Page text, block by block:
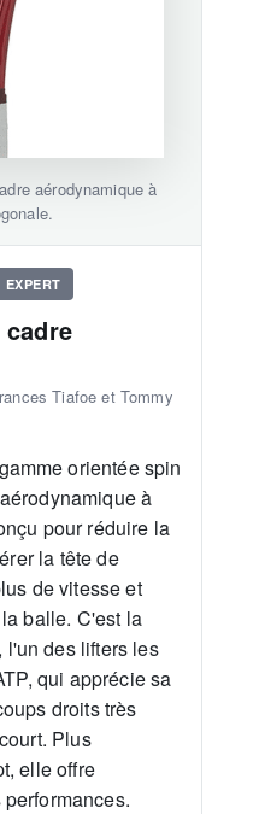
aérodynamique à
Tiafoe et Tommy
orientée spin
à
pour réduire la
la tête de
de vitesse et
balle. C'est la
l'un des lifters les
qui apprécie sa
droits très
Plus
elle offre